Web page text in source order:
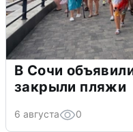
В Сочи
закрыли пляжи
6 августа 0